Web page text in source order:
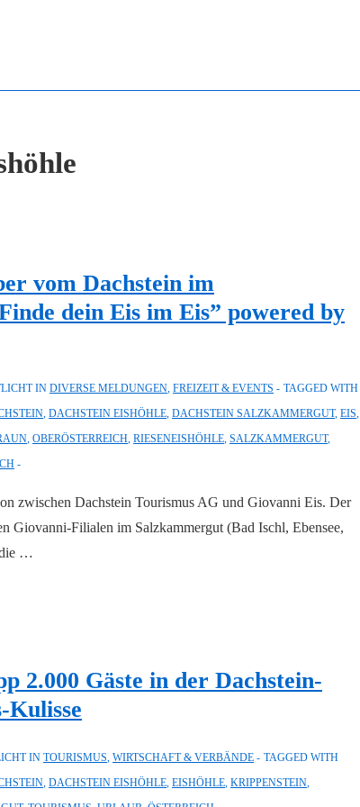
vom Dachstein im
dein Eis im Eis” powered by
IN DIVERSE MELDUNGEN, FREIZEIT & EVENTS
TAGGED WITH
, DACHSTEIN EISHÖHLE, DACHSTEIN SALZKAMMERGUT, EIS,
, OBERÖSTERREICH, RIESENEISHÖHLE, SALZKAMMERGUT,
zwischen Dachstein Tourismus AG und Giovanni Eis. Der
Giovanni-Filialen im Salzkammergut (Bad Ischl, Ebensee,
die …
2.000 Gäste in der Dachstein-
Kulisse
IN TOURISMUS WIRTSCHAFT & VERBÄNDE
TAGGED WITH
DACHSTEIN EISHÖHLE EISHÖHLE KRIPPENSTEIN